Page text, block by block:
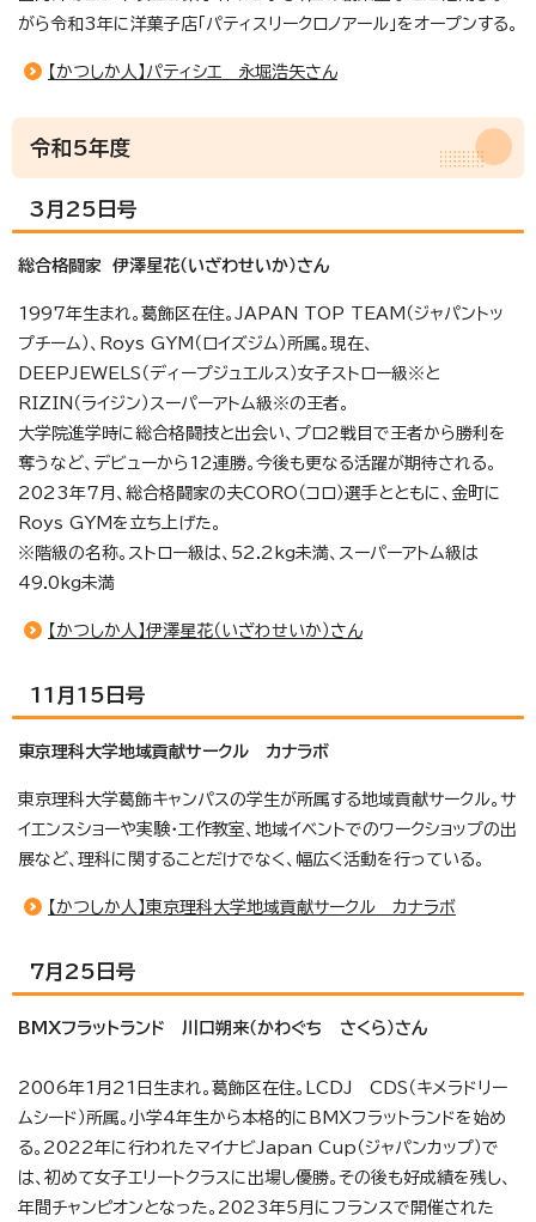
がら令和3年に洋菓子店「パティスリークロノアール」をオープンする。
【かつしか人】パティシエ 永堀浩矢さん
令和5年度
3月25日号
総合格闘家 伊澤星花（いざわせいか）さん
1997年生まれ。葛飾区在住。JAPAN TOP TEAM（ジャパントッ
プチーム）、Roys GYM（ロイズジム）所属。現在、
DEEPJEWELS（ディープジュエルス）女子ストロー級※と
RIZIN（ライジン）スーパーアトム級※の王者。
大学院進学時に総合格闘技と出会い、プロ2戦目で王者から勝利を
奪うなど、デビューから12連勝。今後も更なる活躍が期待される。
2023年7月、総合格闘家の夫CORO（コロ）選手とともに、金町に
Roys GYMを立ち上げた。
※階級の名称。ストロー級は、52.2kg未満、スーパーアトム級は
49.0kg未満
【かつしか人】伊澤星花（いざわせいか）さん
11月15日号
東京理科大学地域貢献サークル カナラボ
東京理科大学葛飾キャンパスの学生が所属する地域貢献サークル。サ
イエンスショーや実験・工作教室、地域イベントでのワークショップの出
展など、理科に関することだけでなく、幅広く活動を行っている。
【かつしか人】東京理科大学地域貢献サークル カナラボ
7月25日号
BMXフラットランド 川口朔来（かわぐち さくら）さん
2006年1月21日生まれ。葛飾区在住。LCDJ CDS（キメラドリー
ムシード）所属。小学4年生から本格的にBMXフラットランドを始め
る。2022年に行われたマイナビJapan Cup（ジャパンカップ）で
は、初めて女子エリートクラスに出場し優勝。その後も好成績を残し、
年間チャンピオンとなった。2023年5月にフランスで開催された